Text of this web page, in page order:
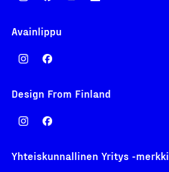
Avainlippu
Design From Finland
Yhteiskunnallinen Yritys -merkki